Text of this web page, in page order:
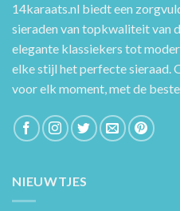
14karaats.nl biedt een
sieraden van topkwaliteit van
elegante klassiekers tot
elke stijl het perfecte sieraad.
voor elk moment, met de
NIEUWTJES